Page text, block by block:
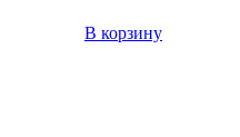
В корзину